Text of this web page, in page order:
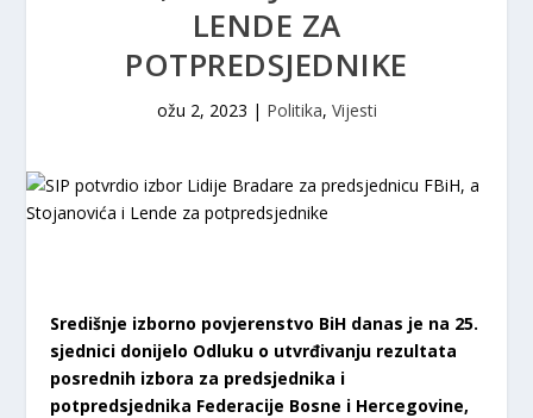
LENDE ZA
POTPREDSJEDNIKE
ožu 2, 2023 | Politika, Vijesti
Središnje izborno povjerenstvo BiH danas je na 25.
sjednici donijelo Odluku o utvrđivanju rezultata
posrednih izbora za predsjednika i
potpredsjednika Federacije Bosne i Hercegovine,